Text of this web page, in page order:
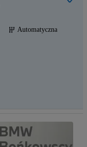
Automatyczna